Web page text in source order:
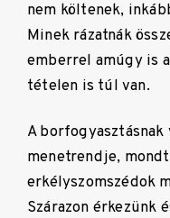
nem költenek,
Minek rázatnák
emberrel amúgy is
tételen is túl van.
A borfogyasztásnak
menetrendje,
erkélyszomszédok
Szárazon érkezünk